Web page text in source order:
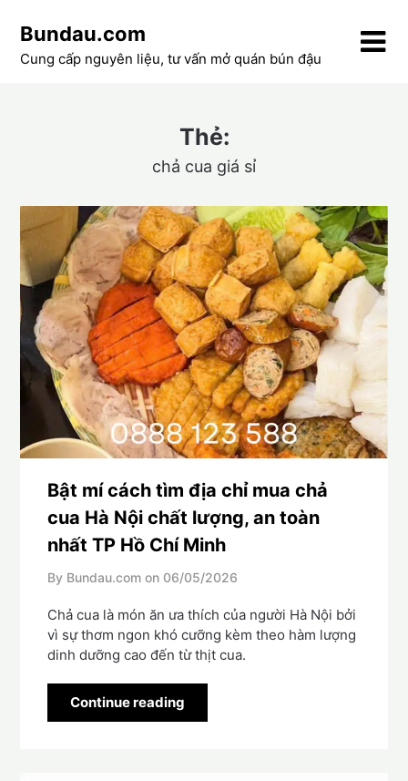
content
Bundau.com
Cung cấp nguyên liệu, tư vấn mở quán bún đậu
Thẻ:
chả cua giá sỉ
Bật mí cách tìm địa chỉ mua chả
cua Hà Nội chất lượng, an toàn
nhất TP Hồ Chí Minh
By Bundau.com on 06/05/2026
Chả cua là món ăn ưa thích của người Hà Nội bởi
vì sự thơm ngon khó cưỡng kèm theo hàm lượng
dinh dưỡng cao đến từ thịt cua.
Continue reading